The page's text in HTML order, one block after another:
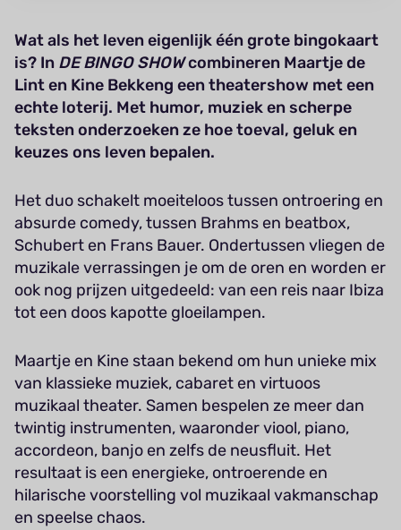
Wat als het leven eigenlijk één grote bingokaart
is? In DE BINGO SHOWcombineren Maartje de
Lint en Kine Bekkeng een theatershow met een
echte loterij. Met humor, muziek en scherpe
teksten onderzoeken ze hoe toeval, geluk en
keuzes ons leven bepalen.
Het duo schakelt moeiteloos tussen ontroering en
absurde comedy, tussen Brahms en beatbox,
Schubert en Frans Bauer. Ondertussen vliegen de
muzikale verrassingen je om de oren en worden er
ook nog prijzen uitgedeeld: van een reis naar Ibiza
tot een doos kapotte gloeilampen.
Maartje en Kine staan bekend om hun unieke mix
van klassieke muziek, cabaret en virtuoos
muzikaal theater. Samen bespelen ze meer dan
twintig instrumenten, waaronder viool, piano,
accordeon, banjo en zelfs de neusfluit. Het
resultaat is een energieke, ontroerende en
hilarische voorstelling vol muzikaal vakmanschap
en speelse chaos.